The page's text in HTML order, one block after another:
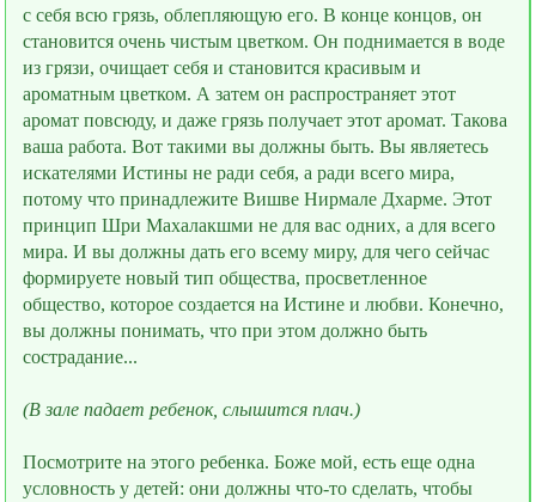
с себя всю грязь, облепляющую его. В конце концов, он
становится очень чистым цветком. Он поднимается в воде
из грязи, очищает себя и становится красивым и
ароматным цветком. А затем он распространяет этот
аромат повсюду, и даже грязь получает этот аромат. Такова
ваша работа. Вот такими вы должны быть. Вы являетесь
искателями Истины не ради себя, а ради всего мира,
потому что принадлежите Вишве Нирмале Дхарме. Этот
принцип Шри Махалакшми не для вас одних, а для всего
мира. И вы должны дать его всему миру, для чего сейчас
формируете новый тип общества, просветленное
общество, которое создается на Истине и любви. Конечно,
вы должны понимать, что при этом должно быть
сострадание...
(В зале падает ребeнок, слышится плач.)
Посмотрите на этого ребeнка. Боже мой, есть ещe одна
условность у детей: они должны что-то сделать, чтобы